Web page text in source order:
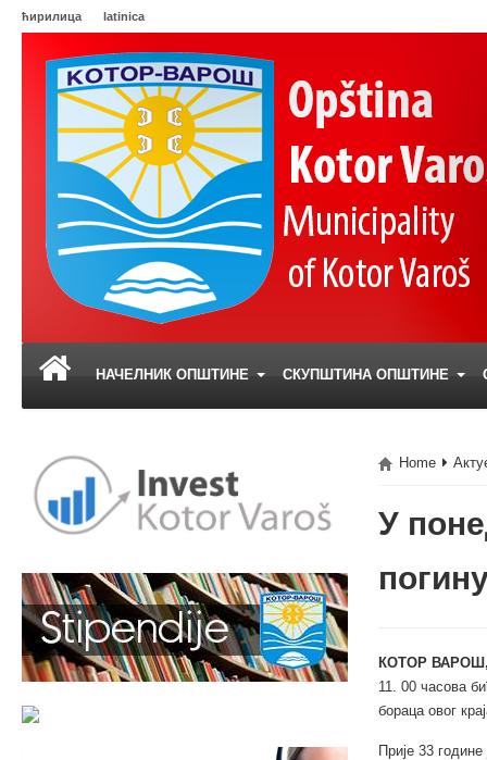
ћирилица latinica
НАЧЕЛНИК ОПШТИНЕ СКУПШТИНА ОПШТИНЕ
Home
У
КОТОР
11. 00 часова
бораца овог
Прије 33